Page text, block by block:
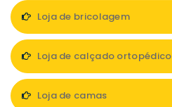
Loja de bricolagem
Loja de calçado ortopédico
Loja de camas